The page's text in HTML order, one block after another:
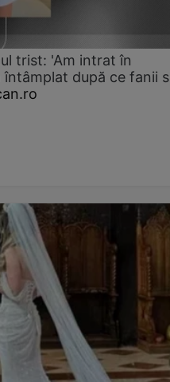
trist: 'Am intrat în
după ce fanii